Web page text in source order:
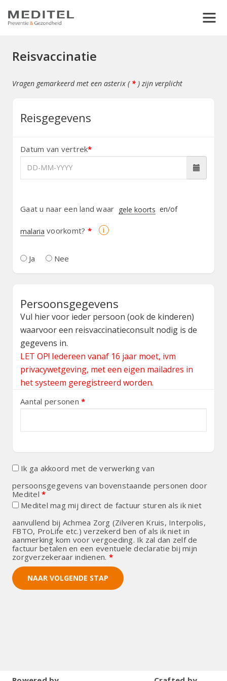
Reisvaccinatie
Vragen gemarkeerd met een asterix ( * ) zijn verplicht
Reisgegevens
Datum van vertrek*
Gaat u naar een land waar gele koorts en/of
malaria voorkomt? * i
Ja Nee
Persoonsgegevens
Vul hier voor ieder persoon (ook de kinderen)
waarvoor een reisvaccinatieconsult nodig is de
gegevens in.
LET OP! Iedereen vanaf 16 jaar moet, ivm
privacywetgeving, met een eigen mailadres in
het systeem geregistreerd worden.
Aantal personen *
Ik ga akkoord met de verwerking van
persoonsgegevens van bovenstaande personen door
Meditel *
Meditel mag mij direct de factuur sturen als ik niet
aanvullend bij Achmea Zorg (Zilveren Kruis, Interpolis,
FBTO, ProLife etc.) verzekerd ben of als ik niet in
aanmerking kom voor vergoeding. Ik zal dan zelf de
factuur betalen en een eventuele declaratie bij mijn
zorgverzekeraar indienen. *
NAAR VOLGENDE STAP